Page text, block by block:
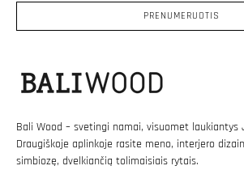
Bali Wood – svetingi namai, visuomet laukiantys
Draugiškoje aplinkoje rasite meno, interjero
simbiozę, dvelkiančią tolimaisiais rytais.
PRENUMERUOTIS